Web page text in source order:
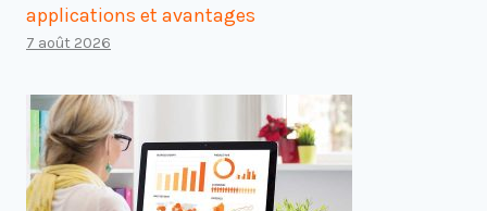
applications et avantages
7 août 2026